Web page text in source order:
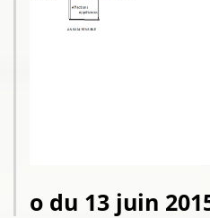
o du 13 juin